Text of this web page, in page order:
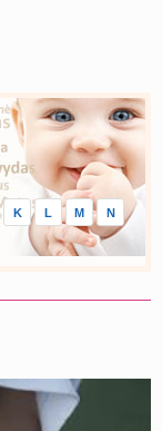
K L M N